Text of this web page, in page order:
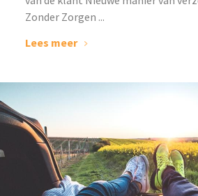
Zonder Zorgen ...
Lees meer